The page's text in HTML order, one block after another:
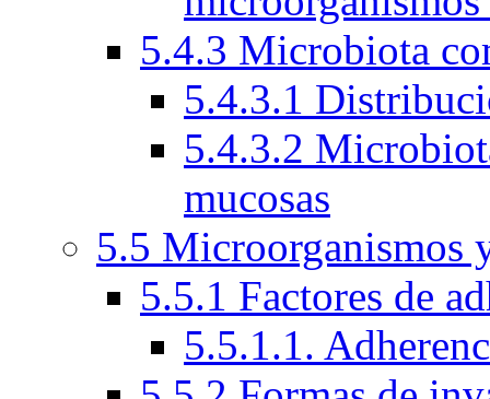
5.4.3 Microbiota
5.4.3.1
5.4.3.2
mucosas
5.5 Microorganismos
5.5.1 Factores de
5.5.1.1.